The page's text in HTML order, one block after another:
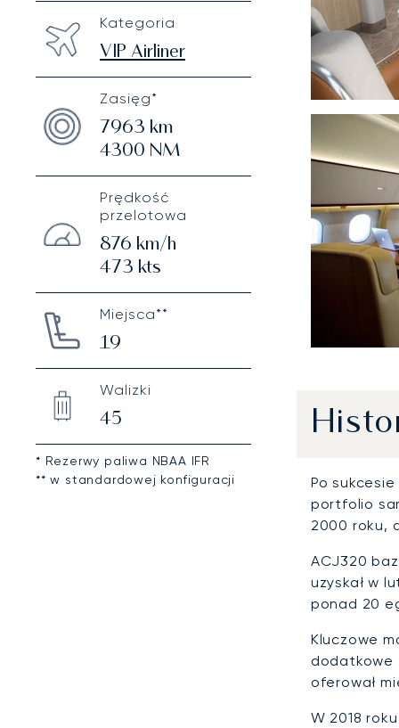
Kategoria
VIP Airliner
Zasięg*
7963 km
4300 NM
Prędkość
przelotowa
876 km/h
473 kts
Miejsca**
19
Walizki
45
* Rezerwy paliwa NBAA IFR
** w standardowej konfiguracji
Po sukcesie
portfolio
2000 roku,
ACJ320
uzyskał w
ponad 20
Kluczowe
dodatkowe
oferował
W 2018